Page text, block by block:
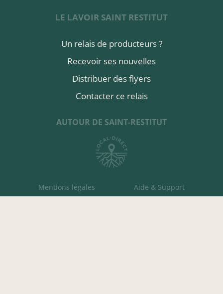
LE LAVOIR SAINT RESTITUT
Un relais de producteurs ?
Recevoir ses nouvelles
Distribuer des flyers
Contacter ce relais
AUTOUR DE SAINT-RESTITUT
Mentions légales Aide & Support